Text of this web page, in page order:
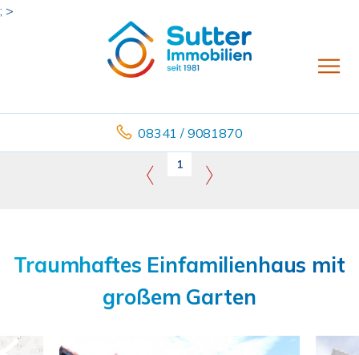
; >
08341 / 9081870
1
Traumhaftes Einfamilienhaus mit
großem Garten